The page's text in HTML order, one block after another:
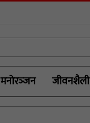
मनोरञ्‍जन जीवनशैली